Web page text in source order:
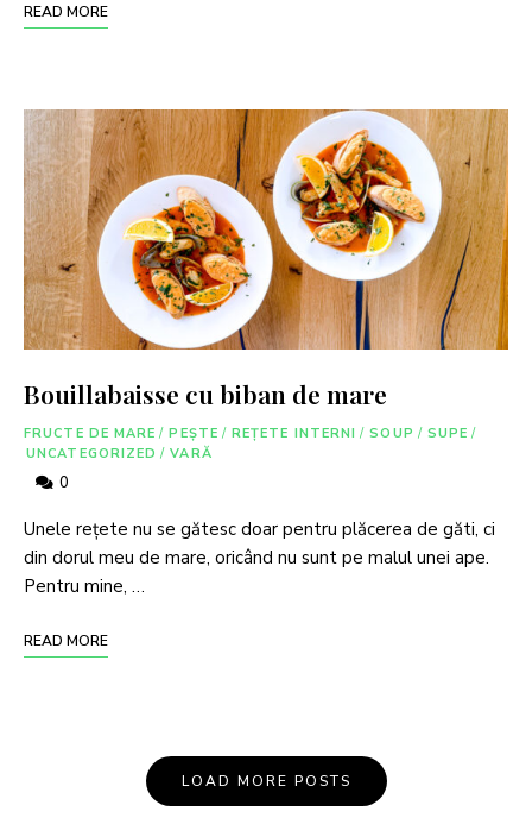
READ MORE
Bouillabaisse cu biban de mare
FRUCTE DE MARE / PEȘTE / REȚETE INTERNI / SOUP / SUPE /
UNCATEGORIZED / VARĂ
0
Unele rețete nu se gătesc doar pentru plăcerea de găti, ci
din dorul meu de mare, oricând nu sunt pe malul unei ape.
Pentru mine, …
READ MORE
LOAD MORE POSTS